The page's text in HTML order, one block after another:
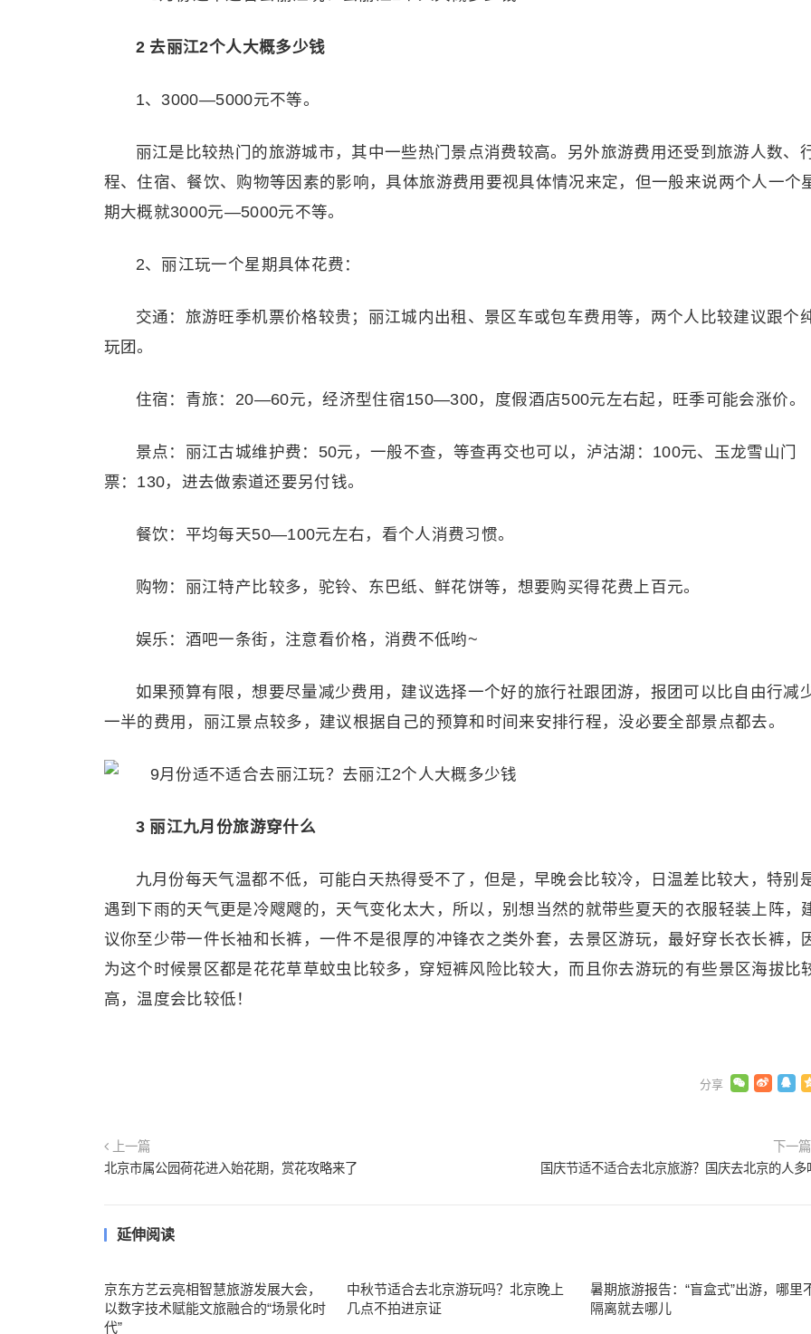
2 去丽江2个人大概多少钱
1、3000—5000元不等。
丽江是比较热门的旅游城市，其中一些热门景点消费较高。另外旅游费用还受到旅游人数、
程、住宿、餐饮、购物等因素的影响，具体旅游费用要视具体情况来定，但一般来说两个人一个
期大概就3000元—5000元不等。
2、丽江玩一个星期具体花费：
交通：旅游旺季机票价格较贵；丽江城内出租、景区车或包车费用等，两个人比较建议跟个
玩团。
住宿：青旅：20—60元，经济型住宿150—300，度假酒店500元左右起，旺季可能会涨价。
景点：丽江古城维护费：50元，一般不查，等查再交也可以，泸沽湖：100元、玉龙雪山门
票：130，进去做索道还要另付钱。
餐饮：平均每天50—100元左右，看个人消费习惯。
购物：丽江特产比较多，驼铃、东巴纸、鲜花饼等，想要购买得花费上百元。
娱乐：酒吧一条街，注意看价格，消费不低哟~
如果预算有限，想要尽量减少费用，建议选择一个好的旅行社跟团游，报团可以比自由行减
一半的费用，丽江景点较多，建议根据自己的预算和时间来安排行程，没必要全部景点都去。
3 丽江九月份旅游穿什么
九月份每天气温都不低，可能白天热得受不了，但是，早晚会比较冷，日温差比较大，特别
遇到下雨的天气更是冷飕飕的，天气变化太大，所以，别想当然的就带些夏天的衣服轻装上阵，
议你至少带一件长袖和长裤，一件不是很厚的冲锋衣之类外套，去景区游玩，最好穿长衣长裤，
为这个时候景区都是花花草草蚊虫比较多，穿短裤风险比较大，而且你去游玩的有些景区海拔比
高，温度会比较低！
上一篇
北京市属公园荷花进入始花期，赏花攻略来了
下一篇
国庆节适不适合去北京旅游？国庆去北京的人多
延伸阅读
京东方艺云亮相智慧旅游发展大会，
以数字技术赋能文旅融合的“场景化时
代”
中秋节适合去北京游玩吗？北京晚上
几点不拍进京证
暑期旅游报告：“盲盒式”出游，哪里
隔离就去哪儿